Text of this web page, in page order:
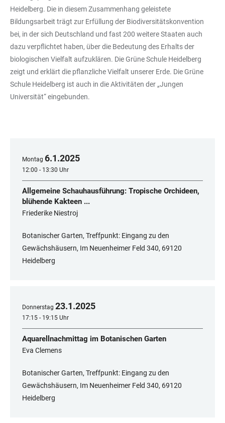
Heidelberg. Die in diesem Zusammenhang geleistete
Bildungsarbeit trägt zur Erfüllung der Biodiversitätskonvention
bei, in der sich Deutschland und fast 200 weitere Staaten auch
dazu verpflichtet haben, über die Bedeutung des Erhalts der
biologischen Vielfalt aufzuklären. Die Grüne Schule Heidelberg
zeigt und erklärt die pflanzliche Vielfalt unserer Erde. Die Grüne
Schule Heidelberg ist auch in die Aktivitäten der „Jungen
Universität“ eingebunden.
Montag 6.1.2025
12:00 - 13:30 Uhr
Allgemeine Schauhausführung: Tropische Orchideen,
blühende Kakteen ...
Friederike Niestroj
Botanischer Garten, Treffpunkt: Eingang zu den
Gewächshäusern, Im Neuenheimer Feld 340, 69120
Heidelberg
Donnerstag 23.1.2025
17:15 - 19:15 Uhr
Aquarellnachmittag im Botanischen Garten
Eva Clemens
Botanischer Garten, Treffpunkt: Eingang zu den
Gewächshäusern, Im Neuenheimer Feld 340, ​​​​​​​69120
Heidelberg